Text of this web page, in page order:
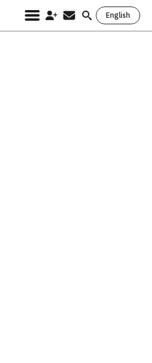
English
Search